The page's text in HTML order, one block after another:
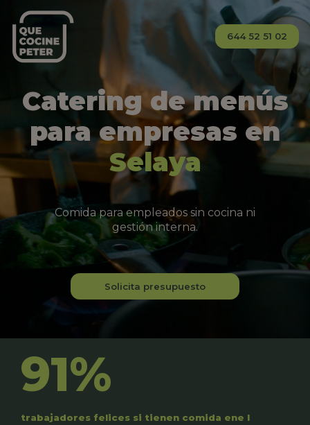
644 52 51 02
Catering de menús
para empresas en
Selaya
Comida para empleados sin cocina ni
gestión interna.
Solicita presupuesto
91%
trabajadores felices si tienen comida ene l